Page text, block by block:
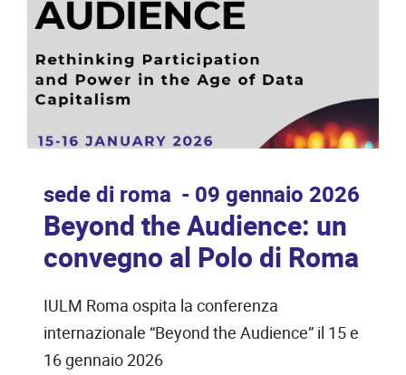
sede di roma 09 gennaio 2026
Beyond the Audience: un
convegno al Polo di Roma
IULM Roma ospita la conferenza
internazionale “Beyond the Audience” il 15 e
16 gennaio 2026